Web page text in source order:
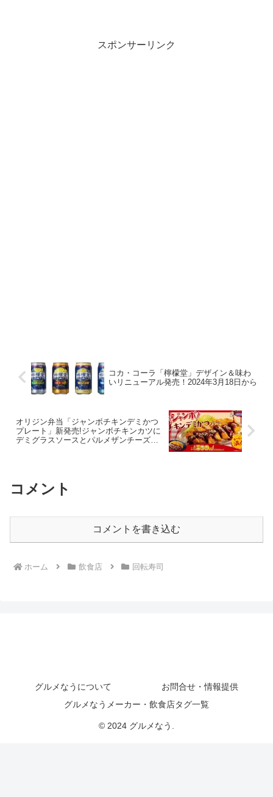
スポンサーリンク
コカ・コーラ「檸檬堂」デザイン＆味わ
いリニューアル発売！2024年3月18日から
オリジン弁当「ジャンボチキンデミかつ
プレート」新発売!ジャンボチキンカツに
デミグラスソースとパルメザンチーズ！
コメント
コメントを書き込む
ホーム 飲食店 回転寿司
グルメなうについて
お問合せ・情報提供
グルメなうメーカー・飲食店タグ一覧
© 2024 グルメなう.